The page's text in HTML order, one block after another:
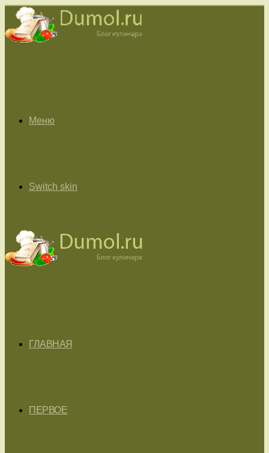
Меню
Switch skin
ГЛАВНАЯ
ПЕРВОЕ